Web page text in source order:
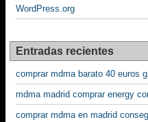
WordPress.org
Entradas recientes
comprar mdma barato 40 euros
mdma madrid comprar energy
comprar mdma en madrid